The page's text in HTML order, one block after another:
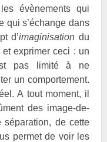
évènements qui
qui s’échange dans
d’imaginisationdu
exprimer ceci : un
pas limité à ne
un comportement.
A tout moment, il
des image-de-
séparation, de cette
permet de voir les